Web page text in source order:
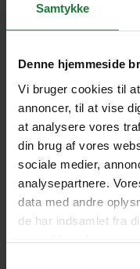
Samtykke
Denne hjemmeside
Vi bruger cookies til
annoncer, til at vise
at analysere vores
din brug af vores
sociale medier,
analysepartnere.
data med andre
de har indsamlet fra
vietnamesiske
Diners og American
USD og veksler til
hotellerne eller i
nye 50- og 100-
hæveautomater i
Prisniveauet i
Generelt er både